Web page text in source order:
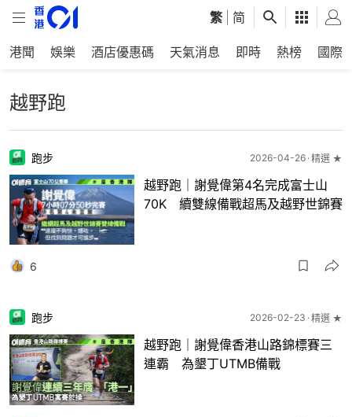
繁 简
港聞 娛樂 酒店優惠碼 天氣消息 即時 熱榜 國際
越野跑
跑步 2026-04-26 精選 ★
越野跑｜謝覺偉第4名完成富士山
70K 續雙線備戰超馬及越野世錦賽
6
跑步 2026-02-23 精選 ★
越野跑｜謝覺偉香港山路錦標賽三
連霸 為墾丁UTMB備戰